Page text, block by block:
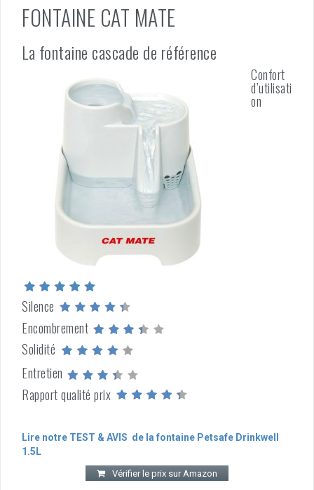
FONTAINE CAT MATE
La fontaine cascade de référence
Confort
d’utilisati
on
Silence
Encombrement
Solidité
Entretien
Rapport qualité prix
Lire notre TEST & AVIS de la fontaine Petsafe Drinkwell
1.5L
Vérifier le prix sur Amazon